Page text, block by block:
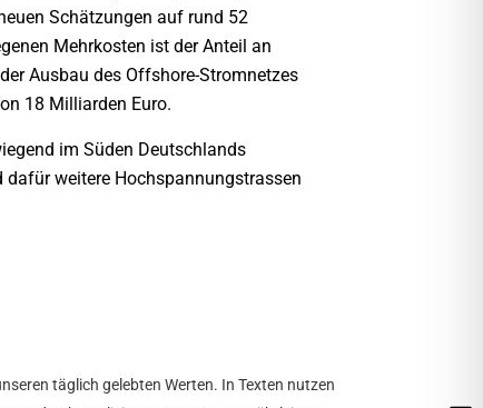
Schätzungen auf rund 52
Mehrkosten ist der Anteil an
Ausbau des Offshore-Stromnetzes
18 Milliarden Euro.
im Süden Deutschlands
dafür weitere Hochspannungstrassen
täglich gelebten Werten. In Texten nutzen